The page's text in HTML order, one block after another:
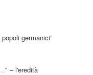
germanici”
– l'eredità